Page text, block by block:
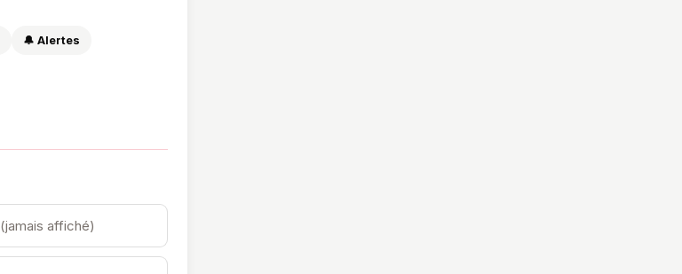
🔔 Alertes